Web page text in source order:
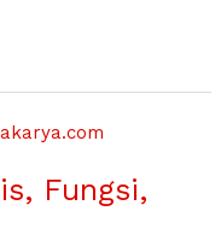
Fungsi,